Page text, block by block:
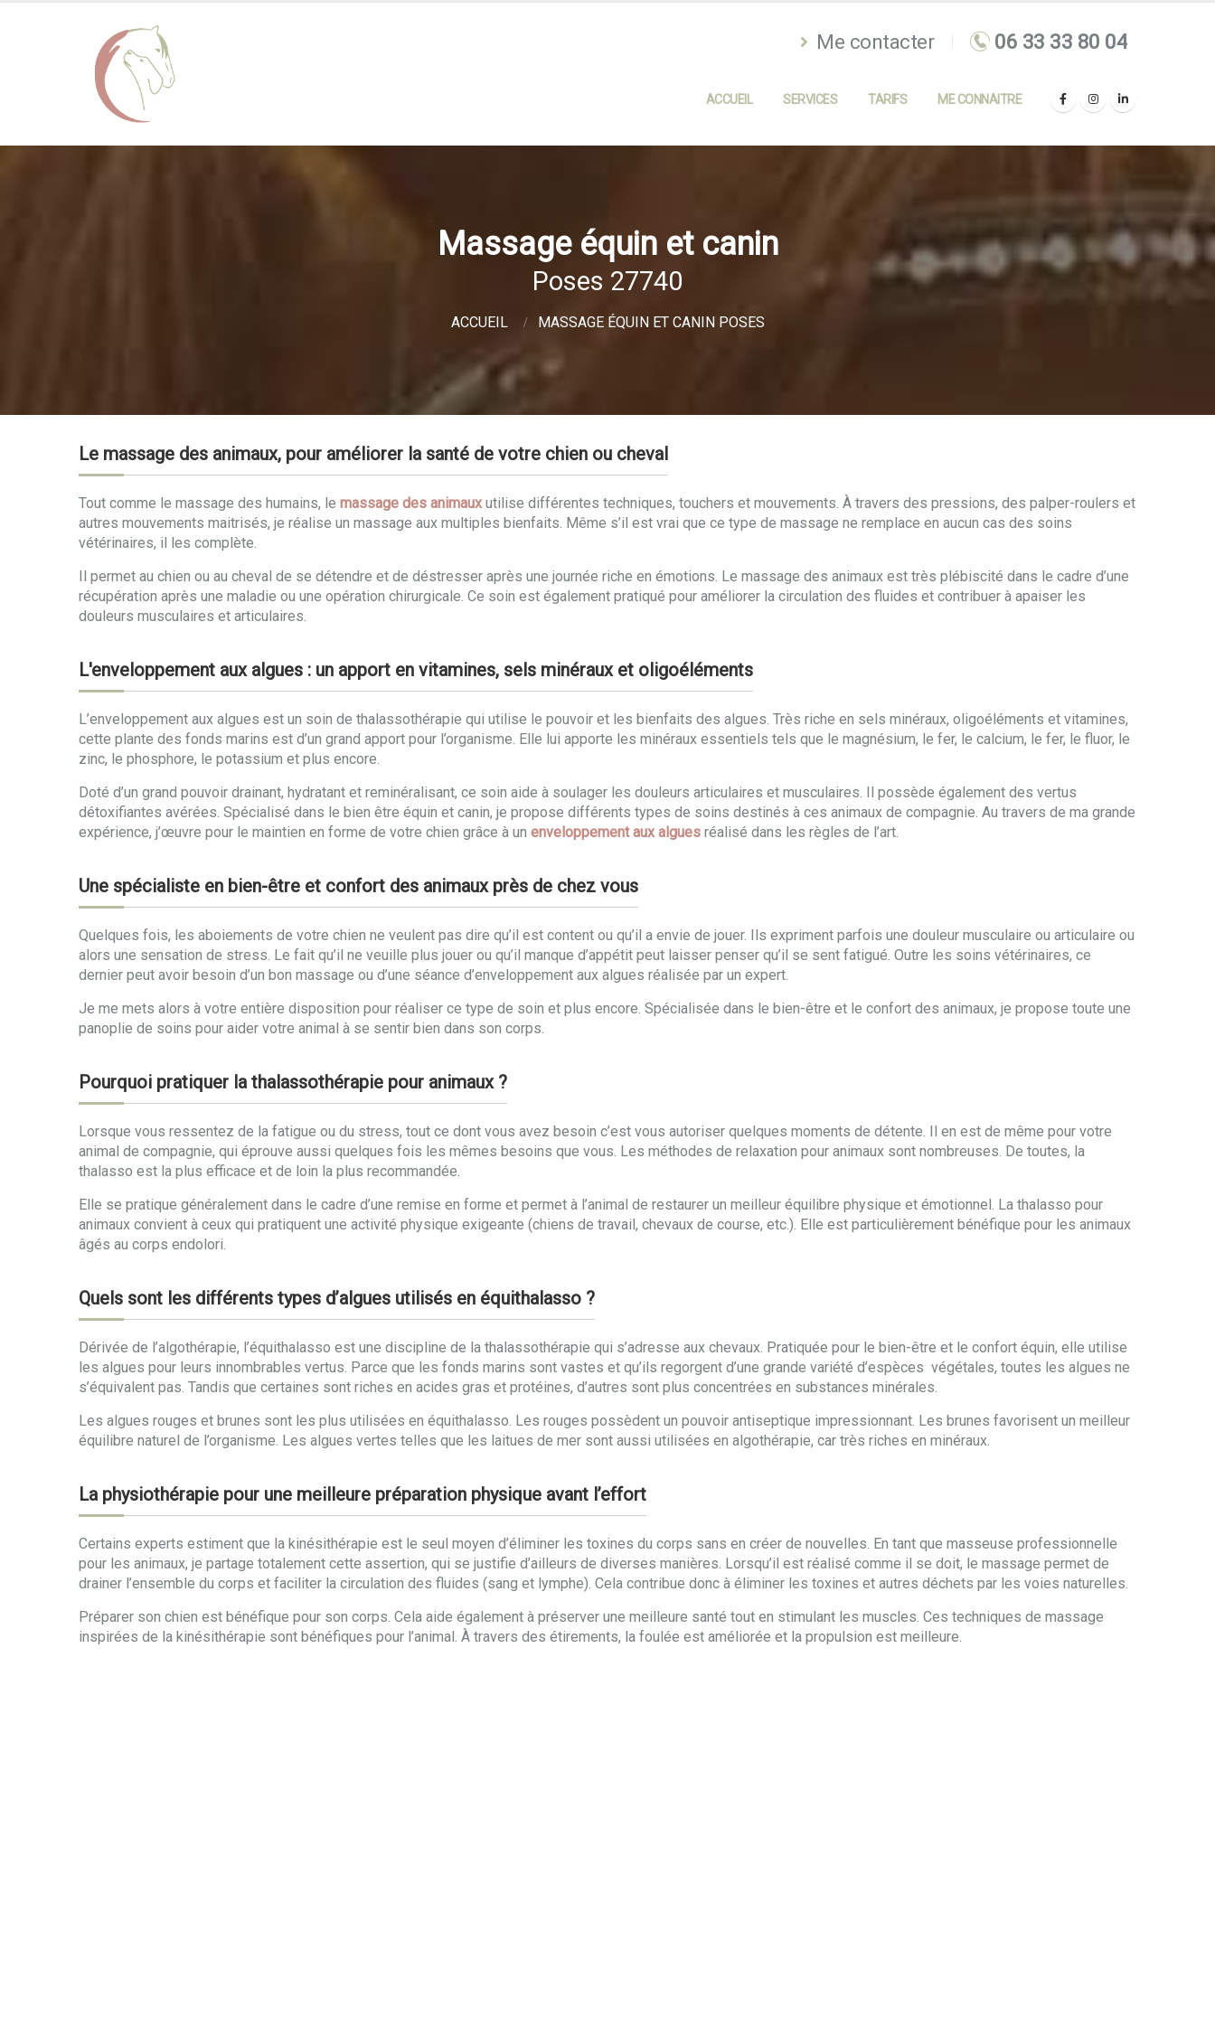
Me contacter
ACCUEIL SERVICES TARIFS ME CONNAITRE
Massage équin et canin
Poses 27740
ACCUEIL MASSAGE ÉQUIN ET CANIN POSES
Le massage des animaux, pour améliorer la santé de votre chien ou cheval
Tout comme le massage des humains, le massage des animauxutilise différentes techniques, touchers et mouvements. À travers des pressions, des palper-roulers et
autres mouvements maitrisés, je réalise un massage aux multiples bienfaits. Même s’il est vrai que ce type de massage ne remplace en aucun cas des soins
vétérinaires, il les complète.
Il permet au chien ou au cheval de se détendre et de déstresser après une journée riche en émotions. Le massage des animaux est très plébiscité dans le cadre d’une
récupération après une maladie ou une opération chirurgicale. Ce soin est également pratiqué pour améliorer la circulation des fluides et contribuer à apaiser les
douleurs musculaires et articulaires.
L'enveloppement aux algues : un apport en vitamines, sels minéraux et oligoéléments
L’enveloppement aux algues est un soin de thalassothérapie qui utilise le pouvoir et les bienfaits des algues. Très riche en sels minéraux, oligoéléments et vitamines,
cette plante des fonds marins est d’un grand apport pour l’organisme. Elle lui apporte les minéraux essentiels tels que le magnésium, le fer, le calcium, le fer, le fluor, le
zinc, le phosphore, le potassium et plus encore.
Doté d’un grand pouvoir drainant, hydratant et reminéralisant, ce soin aide à soulager les douleurs articulaires et musculaires. Il possède également des vertus
détoxifiantes avérées. Spécialisé dans le bien être équin et canin, je propose différents types de soins destinés à ces animaux de compagnie. Au travers de ma grande
expérience, j’œuvre pour le maintien en forme de votre chien grâce à un enveloppement aux algues réalisé dans les règles de l’art.
Une spécialiste en bien-être et confort des animaux près de chez vous
Quelques fois, les aboiements de votre chien ne veulent pas dire qu’il est content ou qu’il a envie de jouer. Ils expriment parfois une douleur musculaire ou articulaire ou
alors une sensation de stress. Le fait qu’il ne veuille plus jouer ou qu’il manque d’appétit peut laisser penser qu’il se sent fatigué. Outre les soins vétérinaires, ce
dernier peut avoir besoin d’un bon massage ou d’une séance d’enveloppement aux algues réalisée par un expert.
Je me mets alors à votre entière disposition pour réaliser ce type de soin et plus encore. Spécialisée dans le bien-être et le confort des animaux, je propose toute une
panoplie de soins pour aider votre animal à se sentir bien dans son corps.
Pourquoi pratiquer la thalassothérapie pour animaux ?
Lorsque vous ressentez de la fatigue ou du stress, tout ce dont vous avez besoin c’est vous autoriser quelques moments de détente. Il en est de même pour votre
animal de compagnie, qui éprouve aussi quelques fois les mêmes besoins que vous. Les méthodes de relaxation pour animaux sont nombreuses. De toutes, la
thalasso est la plus efficace et de loin la plus recommandée.
Elle se pratique généralement dans le cadre d’une remise en forme et permet à l’animal de restaurer un meilleur équilibre physique et émotionnel. La thalasso pour
animaux convient à ceux qui pratiquent une activité physique exigeante (chiens de travail, chevaux de course, etc.). Elle est particulièrement bénéfique pour les animaux
âgés au corps endolori.
Quels sont les différents types d’algues utilisés en équithalasso ?
Dérivée de l’algothérapie, l’équithalasso est une discipline de la thalassothérapie qui s’adresse aux chevaux. Pratiquée pour le bien-être et le confort équin, elle utilise
les algues pour leurs innombrables vertus. Parce que les fonds marins sont vastes et qu’ils regorgent d’une grande variété d’espèces végétales, toutes les algues ne
s’équivalent pas. Tandis que certaines sont riches en acides gras et protéines, d’autres sont plus concentrées en substances minérales.
Les algues rouges et brunes sont les plus utilisées en équithalasso. Les rouges possèdent un pouvoir antiseptique impressionnant. Les brunes favorisent un meilleur
équilibre naturel de l’organisme. Les algues vertes telles que les laitues de mer sont aussi utilisées en algothérapie, car très riches en minéraux.
La physiothérapie pour une meilleure préparation physique avant l’effort
Certains experts estiment que la kinésithérapie est le seul moyen d’éliminer les toxines du corps sans en créer de nouvelles. En tant que masseuse professionnelle
pour les animaux, je partage totalement cette assertion, qui se justifie d’ailleurs de diverses manières. Lorsqu’il est réalisé comme il se doit, le massage permet de
drainer l’ensemble du corps et faciliter la circulation des fluides (sang et lymphe). Cela contribue donc à éliminer les toxines et autres déchets par les voies naturelles.
Préparer son chien est bénéfique pour son corps. Cela aide également à préserver une meilleure santé tout en stimulant les muscles. Ces techniques de massage
inspirées de la kinésithérapie sont bénéfiques pour l’animal. À travers des étirements, la foulée est améliorée et la propulsion est meilleure.